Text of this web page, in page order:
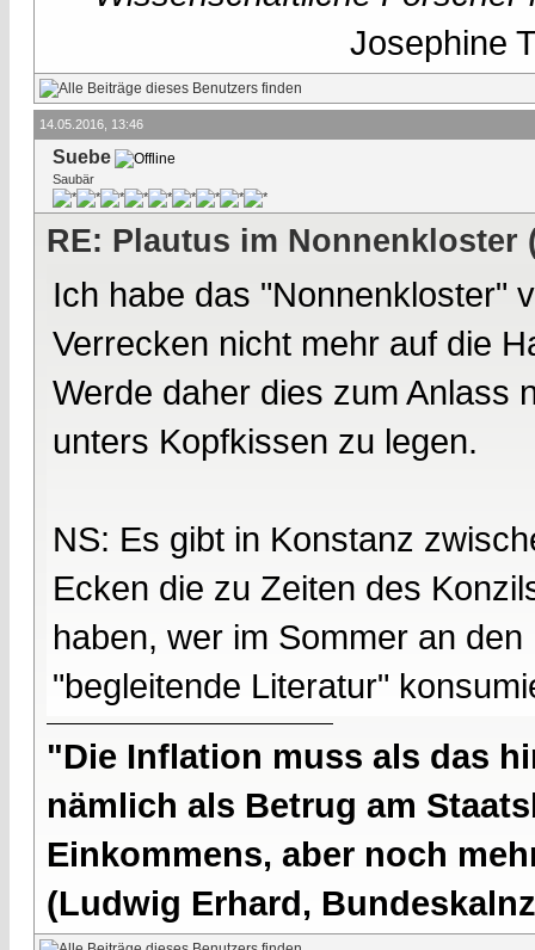
Josephine
14.05.2016, 13:46
Suebe
Saubär
RE: Plautus im Nonnenkloster
Ich habe das "Nonnenkloster"
Verrecken nicht mehr auf die
Werde daher dies zum Anlass
unters Kopfkissen zu legen.
NS: Es gibt in Konstanz
Ecken die zu Zeiten des
haben, wer im Sommer an
"begleitende Literatur"
"Die Inflation muss als das
nämlich als Betrug am
Einkommens, aber noch
(Ludwig Erhard,